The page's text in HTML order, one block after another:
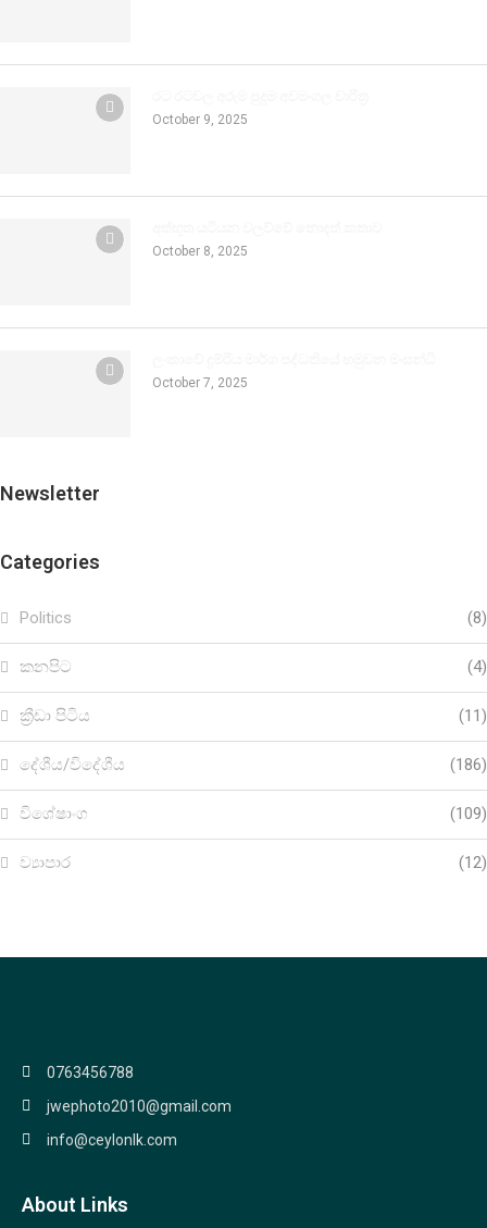
October 9, 2025
October 8, 2025
October 7, 2025
Newsletter
Categories
Politics (8)
කනපිට (4)
ක්‍රීඩා පිටිය (11)
දේශීය/විදේශීය (186)
විශේෂාංග (109)
ව්‍යාපාර (12)
0763456788
jwephoto2010@gmail.com
info@ceylonlk.com
About Links